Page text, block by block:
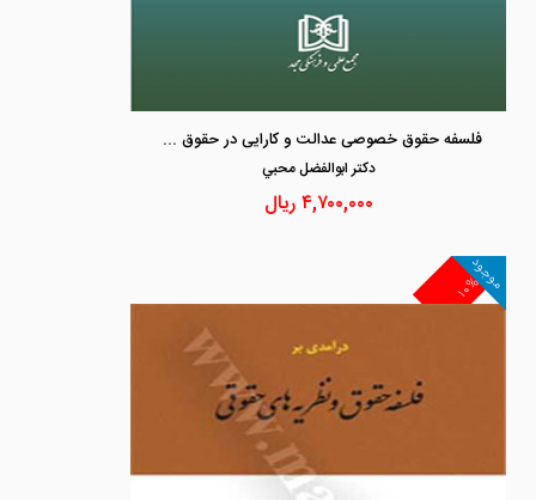
فلسفه حقوق خصوصی عدالت و کارایی در حقوق خصوصی تعاملی
دكتر ابوالفضل محبي
۴,۷۰۰,۰۰۰ریال
۱۰%
موجود